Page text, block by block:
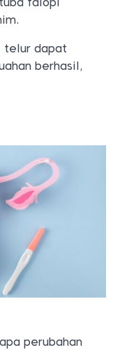
telur dapat
berhasil,
perubahan